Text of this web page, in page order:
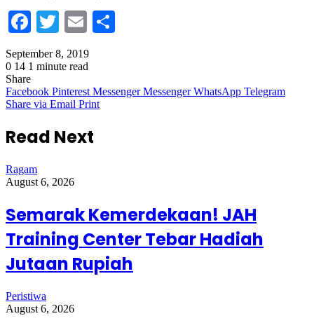
Facebook
TwitterEmail
September 8, 2019
0 14 1 minute read
Share
Facebook Pinterest Messenger Messenger WhatsApp Telegram
Share via Email Print
Read Next
Ragam
August 6, 2026
Semarak Kemerdekaan! JAH
Training Center Tebar Hadiah
Jutaan Rupiah
Peristiwa
August 6, 2026